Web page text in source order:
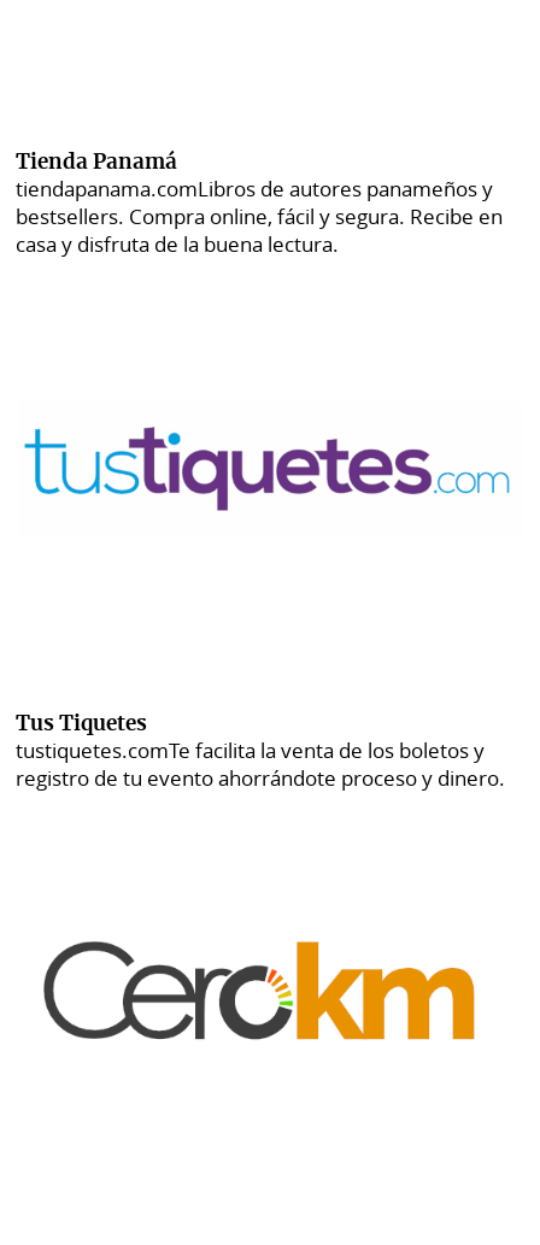
Tienda Panamá
tiendapanama.comLibros de autores panameños y
bestsellers. Compra online, fácil y segura. Recibe en
casa y disfruta de la buena lectura.
Tus Tiquetes
tustiquetes.comTe facilita la venta de los boletos y
registro de tu evento ahorrándote proceso y dinero.